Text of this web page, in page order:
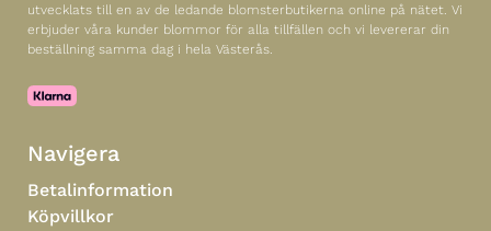
utvecklats till en av de ledande blomsterbutikerna online på nätet. Vi
erbjuder våra kunder blommor för alla tillfällen och vi levererar din
beställning samma dag i hela Västerås.
Navigera
Betalinformation
Köpvillkor